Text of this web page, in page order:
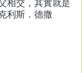
相交，其實就是
利斯．德撒